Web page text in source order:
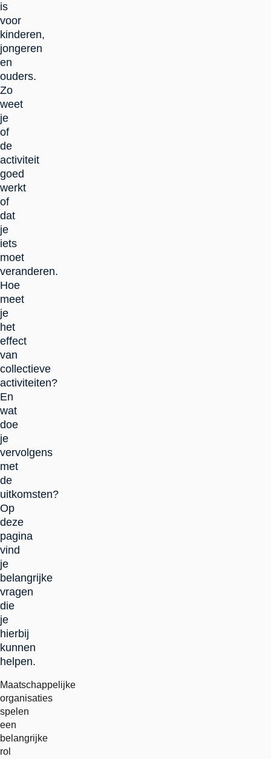
is
voor
kinderen,
jongeren
en
ouders.
Zo
weet
je
of
de
activiteit
goed
werkt
of
dat
je
iets
moet
veranderen.
Hoe
meet
je
het
effect
van
collectieve
activiteiten?
En
wat
doe
je
vervolgens
met
de
uitkomsten?
Op
deze
pagina
vind
je
belangrijke
vragen
die
je
hierbij
kunnen
helpen.
Maatschappelijke
organisaties
spelen
een
belangrijke
rol